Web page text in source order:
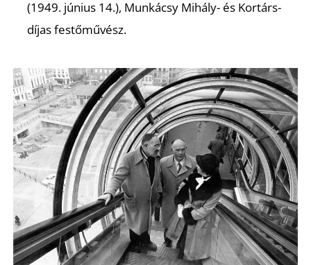
(1949. június 14.), Munkácsy Mihály- és Kortárs-
díjas festőművész.